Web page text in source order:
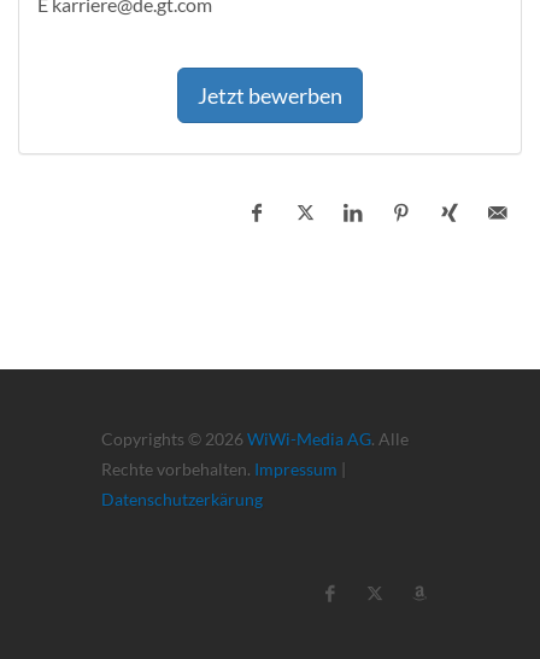
Jetzt bewerben
Copyrights © 2026 WiWi-Media AG. Alle
Rechte vorbehalten. Impressum |
Datenschutzerkärung